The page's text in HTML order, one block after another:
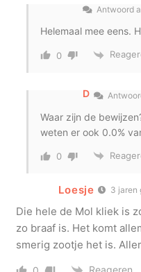
Antwoord
Helemaal mee eens.
0
D
Waar zijn de
weten er ook 0.0%
0
Loesje 3 jaren
Die hele de Mol kliek is
zo braaf is. Het komt
smerig zootje het is.